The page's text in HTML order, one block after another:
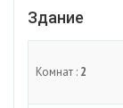
Здание
Комнат : 2